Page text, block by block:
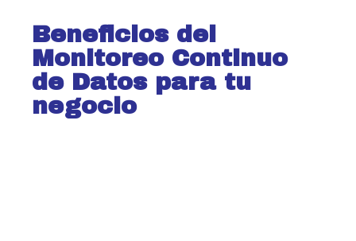
Beneficios del
Monitoreo Continuo
de Datos para tu
negocio